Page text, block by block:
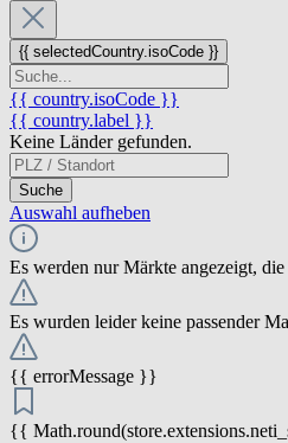
{{ selectedCountry.isoCode }}
{{ country.isoCode }}
{{ country.label }}
Keine Länder gefunden.
Suche
Auswahl aufheben
Es werden nur Märkte angezeigt,
Es wurden leider keine passender
{{ errorMessage }}
{{